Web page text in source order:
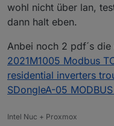
wohl nicht über lan,
dann halt eben.
Anbei noch 2 pdf´s
2021M1005 Modbus
residential inverters
SDongleA-05
Intel Nuc + Proxmox